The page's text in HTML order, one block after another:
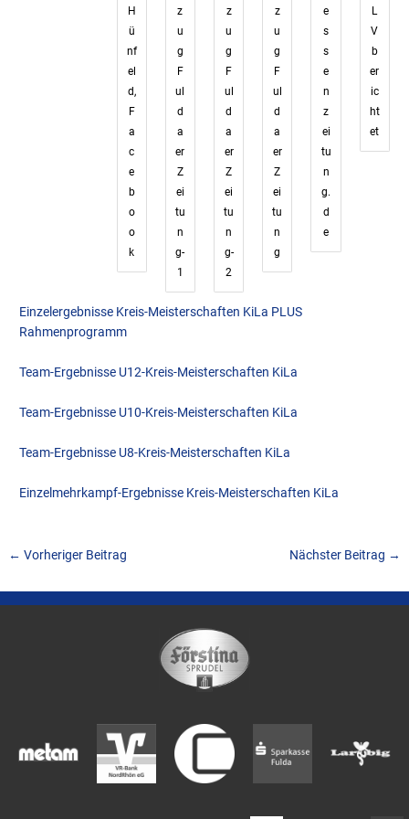
H
ü
nf
el
d,
F
a
c
e
b
o
o
k
z
u
g
F
ul
d
a
er
Z
ei
tu
n
g-
1
z
u
g
F
ul
d
a
er
Z
ei
tu
n
g-
2
z
u
g
F
ul
d
a
er
Z
ei
tu
n
g
e
s
s
e
n
z
ei
tu
n
g.
d
e
L
V
b
er
ic
ht
et
Einzelergebnisse Kreis-Meisterschaften KiLa PLUS
Rahmenprogramm
Team-Ergebnisse U12-Kreis-Meisterschaften KiLa
Team-Ergebnisse U10-Kreis-Meisterschaften KiLa
Team-Ergebnisse U8-Kreis-Meisterschaften KiLa
Einzelmehrkampf-Ergebnisse Kreis-Meisterschaften KiLa
← Vorheriger Beitrag Nächster Beitrag →